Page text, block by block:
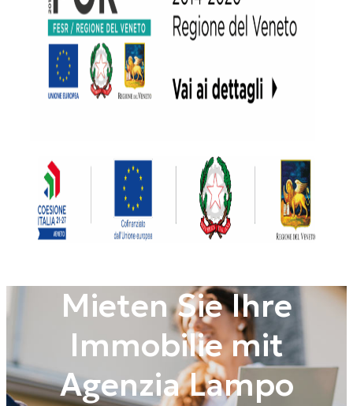
Mieten Sie Ihre
Immobilie mit
Agenzia Lampo